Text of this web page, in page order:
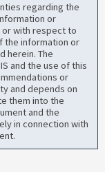
regarding the
or
with respect to
the information or
herein. The
and the use of this
or
and depends on
them into the
and the
in connection with